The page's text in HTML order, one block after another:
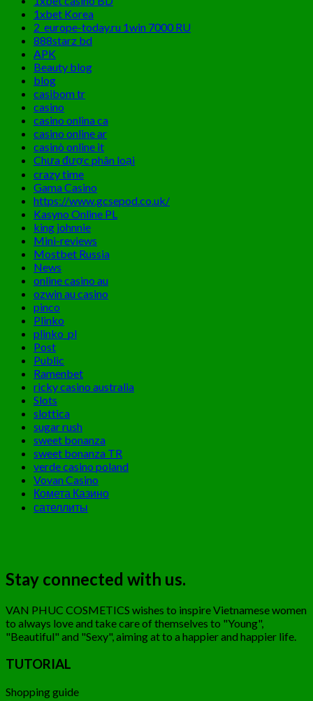
1xbet Korea
2_europe-today.ru 1win 7000 RU
888starz bd
APK
Beauty blog
blog
casibom tr
casino
casino onlina ca
casino online ar
casinò online it
Chưa được phân loại
crazy time
Gama Casino
https://www.gcsepod.co.uk/
Kasyno Online PL
king johnnie
Mini-reviews
Mostbet Russia
News
online casino au
ozwin au casino
pinco
Plinko
plinko_pl
Post
Public
Ramenbet
ricky casino australia
Slots
slottica
sugar rush
sweet bonanza
sweet bonanza TR
verde casino poland
Vovan Casino
Комета Казино
сателлиты
Stay connected with us.
VAN PHUC COSMETICS wishes to inspire Vietnamese women
to always love and take care of themselves to "Young",
"Beautiful" and "Sexy", aiming at to a happier and happier life.
TUTORIAL
Shopping guide